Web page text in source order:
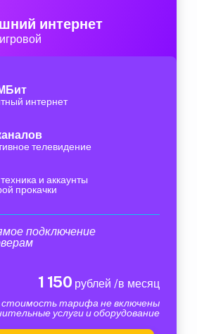
интернет
интернет
телевидение
и аккаунты
прокачки
подключение
1 150 рублей /в месяц
стоимость тарифа не включены
услуги и оборудование